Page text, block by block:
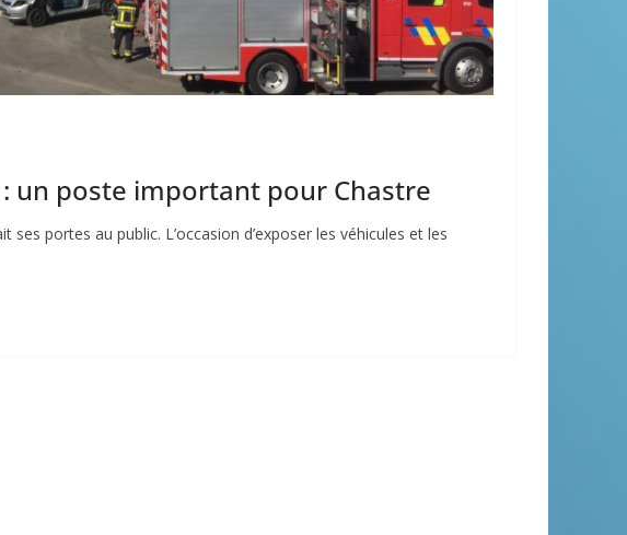
un poste important pour Chastre
portes au public. L’occasion d’exposer les véhicules et les